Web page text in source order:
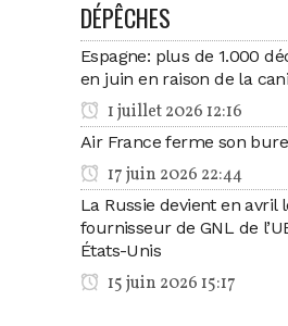
DÉPÊCHES
Espagne: plus de 1.000
en juin en raison de la
1 juillet 2026 12:16
Air France ferme son
17 juin 2026 22:44
La Russie devient en avril
fournisseur de GNL de
États-Unis
15 juin 2026 15:17